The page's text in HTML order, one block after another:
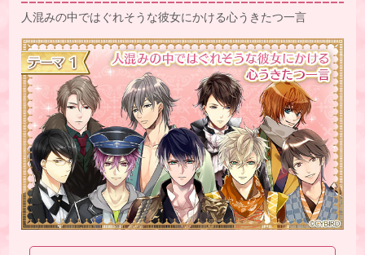
人混みの中ではぐれそうな彼女にかける心うきたつ一言